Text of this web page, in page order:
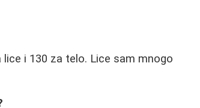
i 130 za telo. Lice sam mnogo